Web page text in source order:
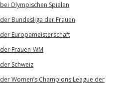
Olympischen Spielen
Bundesliga der Frauen
Europameisterschaft
Frauen-WM
Schweiz
Women’s Champions League der